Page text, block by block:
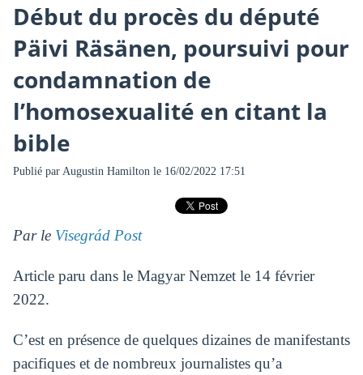
Début du procès du député
Päivi Räsänen, poursuivi pour
condamnation de
l’homosexualité en citant la
bible
Publié par Augustin Hamilton le 16/02/2022 17:51
Par le Visegrád Post
Article paru dans le Magyar Nemzet le 14 février
2022.
C’est en présence de quelques dizaines de manifestants
pacifiques et de nombreux journalistes qu’a